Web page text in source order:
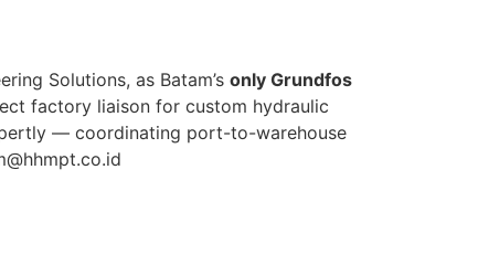
Solutions, as Batam’s only Grundfos
factory liaison for custom hydraulic
— coordinating port-to-warehouse